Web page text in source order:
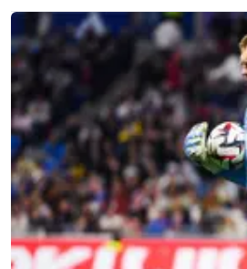
Bla... bla... bla... ! ^^
Répondre